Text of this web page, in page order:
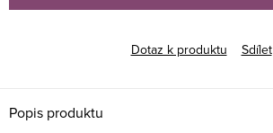
Dotaz k produktu Sdílet
Popis produktu